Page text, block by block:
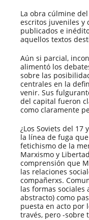
La obra cúlmine
escritos juveniles y
publicados e
aquellos textos
Aún si parcial,
alimentó los
sobre las
centrales en la
venir. Sus
del capital fueron
como claramente
¿Los Soviets del 17
la línea de fuga
fetichismo de la
Marxismo y
comprensión que
las relaciones
compañerxs.
las formas sociales
abstracto) como
puesta en acto por
través, pero -sobre